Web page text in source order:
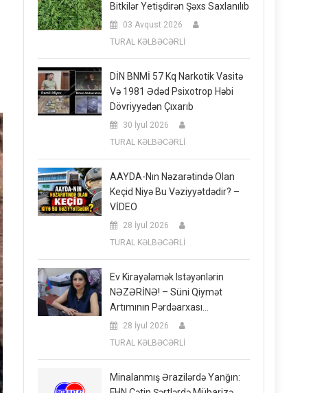
Bitkilər Yetişdirən Şəxs Saxlanılıb
03 Avqust 2026
TURAL KƏLBƏCƏRLİ
DİN BNMİ 57 Kq Narkotik Vasitə
Və 1981 Ədəd Psixotrop Həbi
Dövriyyədən Çıxarıb
30 İyul 2026
TURAL KƏLBƏCƏRLİ
AAYDA-Nın Nəzarətində Olan
Keçid Niyə Bu Vəziyyətdədir? –
VİDEO
28 İyul 2026
TURAL KƏLBƏCƏRLİ
Ev Kirayələmək Istəyənlərin
NƏZƏRİNƏ! – Süni Qiymət
Artımının Pərdəarxası…
28 İyul 2026
TURAL KƏLBƏCƏRLİ
Minalanmış Ərazilərdə Yanğın: